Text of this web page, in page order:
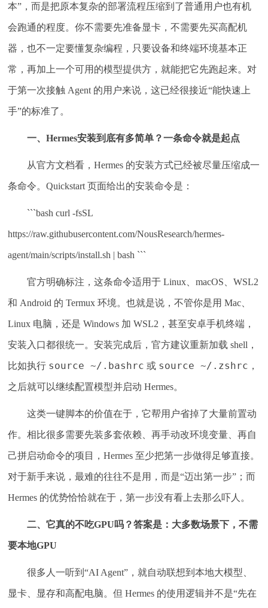
本”，而是把原本复杂的部署流程压缩到了普通用户也有机
会跑通的程度。你不需要先准备显卡，不需要先买高配机
器，也不一定要懂复杂编程，只要设备和终端环境基本正
常，再加上一个可用的模型提供方，就能把它先跑起来。对
于第一次接触 Agent 的用户来说，这已经很接近“能快速上
手”的标准了。
一、Hermes安装到底有多简单？一条命令就是起点
从官方文档看，Hermes 的安装方式已经被尽量压缩成一
条命令。Quickstart 页面给出的安装命令是：
```bash curl -fsSL
https://raw.githubusercontent.com/NousResearch/hermes-
agent/main/scripts/install.sh | bash ```
官方明确标注，这条命令适用于 Linux、macOS、WSL2
和 Android 的 Termux 环境。也就是说，不管你是用 Mac、
Linux 电脑，还是 Windows 加 WSL2，甚至安卓手机终端，
安装入口都很统一。安装完成后，官方建议重新加载 shell，
比如执行 source ~/.bashrc 或 source ~/.zshrc ，
之后就可以继续配置模型并启动 Hermes。
这类一键脚本的价值在于，它帮用户省掉了大量前置动
作。相比很多需要先装多套依赖、再手动改环境变量、再自
己拼启动命令的项目，Hermes 至少把第一步做得足够直接。
对于新手来说，最难的往往不是用，而是“迈出第一步”；而
Hermes 的优势恰恰就在于，第一步没有看上去那么吓人。
二、它真的不吃GPU吗？答案是：大多数场景下，不需
要本地GPU
很多人一听到“AI Agent”，就自动联想到本地大模型、
显卡、显存和高配电脑。但 Hermes 的使用逻辑并不是“先在